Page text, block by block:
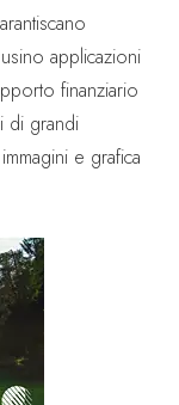
applicazioni
finanziario
di grandi
e grafica